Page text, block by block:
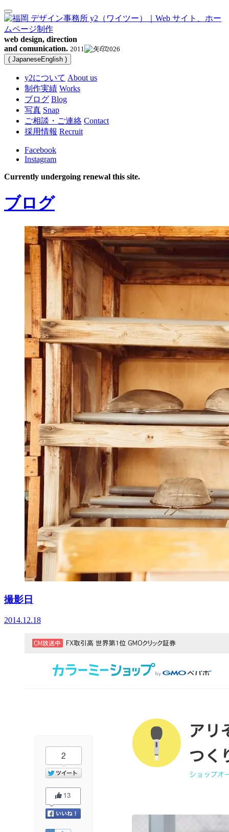
web design, direction
and comunication. 2011
2026
( JapaneseEnglish )
y2について About us
制作実績 Works
ブログ Blog
写真 Snap
ご相談・ご連絡 Contact
採用情報 Recruit
Facebook
Instagram
Currently undergoing renewal this site.
ブログ
撮影日
2014.12.18